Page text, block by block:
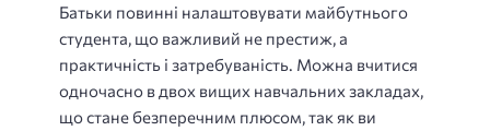
Батьки повинні налаштовувати майбутнього
студента, що важливий не престиж, а
практичність і затребуваність. Можна вчитися
одночасно в двох вищих навчальних закладах,
що стане безперечним плюсом, так як ви